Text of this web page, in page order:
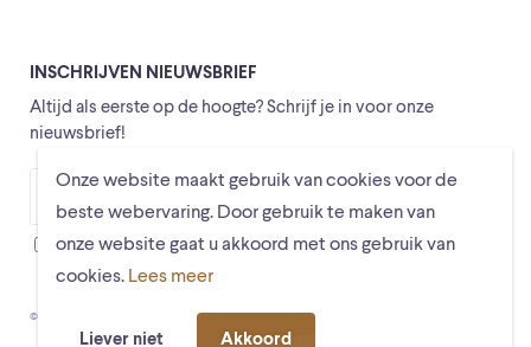
Onze website maakt gebruik van cookies voor de
beste webervaring. Door gebruik te maken van
onze website gaat u akkoord met ons gebruik van
cookies. Lees meer
Liever niet Akkoord
INSCHRIJVEN NIEUWSBRIEF
Altijd als eerste op de hoogte? Schrijf je in voor onze
nieuwsbrief!
Ik ga ermee akkoord dat mijn gegevens worden opgeslagen
© Schiermonnikoogfestival 2026 Voorwaarden